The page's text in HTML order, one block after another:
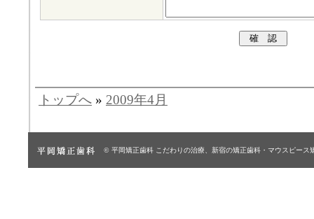
トップへ » 2009年4月
© 平岡矯正歯科 こだわりの治療、新宿の矯正歯科・マウスピース